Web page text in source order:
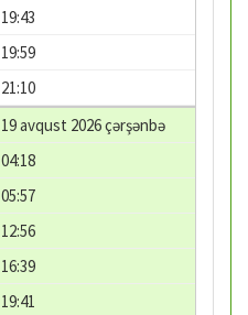
19:43
19:59
21:10
19 avqust 2026 çərşənbə
04:18
05:57
12:56
16:39
19:41